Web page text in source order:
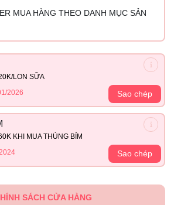
MUA HÀNG THEO DANH MỤC SẢN
LON SỮA
2026
Sao chép
KHI MUA THÙNG BỈM
Sao chép
SÁCH CỬA HÀNG